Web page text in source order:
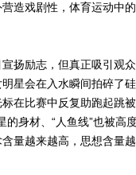
造戏剧性，体育运动中
励志，但真正吸引观众
星会在入水瞬间拍碎了
在比赛中反复助跑起跳
的身材、“人鱼线”也被
量越来越高，思想含量